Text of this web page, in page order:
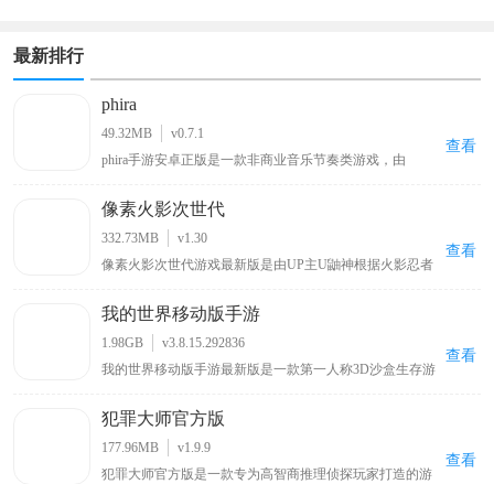
最新排行
phira
49.32MB
v0.7.1
phira手游安卓正版是一款非商业音乐节奏类游戏，由
自制音乐谱，包括网上知名度很高的零号车辆、喜之郎果
肉果冻、我要当太空人、初音未来的消失等原创歌曲关卡
都可以在这里找到，可以让玩家在玩游戏的同时也能听音
乐。
查看
像素火影次世代
332.73MB
v1.30
像素火影次世代游戏最新版是由UP主U鼬神根据火影忍者
佩恩、宇智波斑「秽土转生·解」等多位原作角色，每个角
色拥有独特的技能组合与秘卷系统，玩家可通过连招、位
移与特殊技实现高自由度操作。除单人剧情外，还包含对
战、忍界大战、无尽试炼、演练等玩法，满足休闲刷本与
查看
我的世界移动版手游
1.98GB
v3.8.15.292836
我的世界移动版手游最新版是一款第一人称3D沙盒生存游
物，放置方块，制作工具和武器来生存和生活，并挑战不
同的敌对生物。另外，我的世界移动版手游最新版中为了
让大家的可玩性不在单一，开放了生存模式和上帝模式两
种模式，这两种模式都有着自己的特色之处和不同的游戏
查看
犯罪大师官方版
177.96MB
v1.9.9
犯罪大师官方版是一款专为高智商推理侦探玩家打造的游
查看